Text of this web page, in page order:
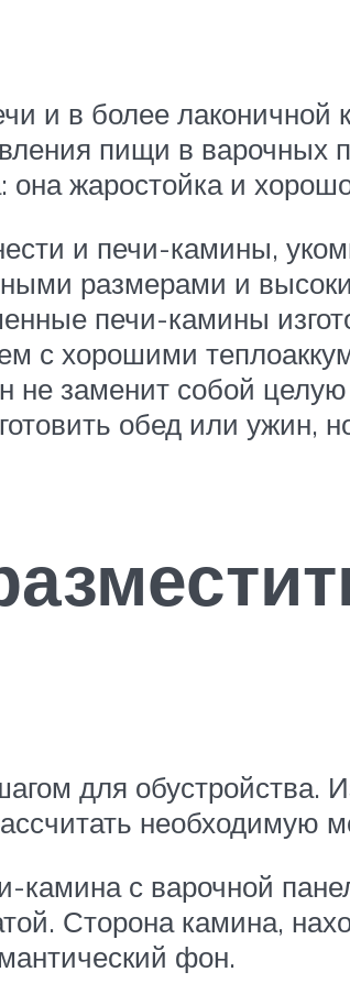
и в более
пищи в варочных
она жаростойка и
и печи-камины,
размерами и
печи-камины
с хорошими
не заменит собой
обед или ужин,
для обустройства.
необходимую
с варочной
Сторона камина,
фон.